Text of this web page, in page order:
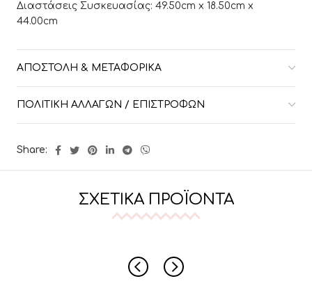
Διαστάσεις Συσκευασίας: 49.50cm x 18.50cm x
44.00cm
ΑΠΟΣΤΟΛΉ & ΜΕΤΑΦΟΡΙΚΆ
ΠΟΛΙΤΙΚΉ ΑΛΛΑΓΏΝ / ΕΠΙΣΤΡΟΦΏΝ
Share:
ΣΧΕΤΙΚΆ ΠΡΟΪΌΝΤΑ